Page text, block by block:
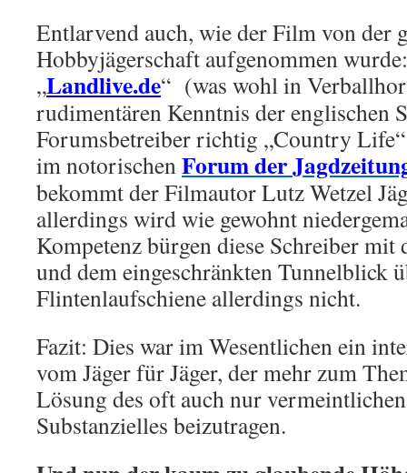
Entlarvend auch, wie der Film von der
Hobbyjägerschaft aufgenommen
„Landlive.de“ (was wohl in
rudimentären Kenntnis der englischen
Forumsbetreiber richtig „Country
im notorischenForum der
bekommt der Filmautor Lutz Wetzel
allerdings wird wie gewohnt
Kompetenz bürgen diese Schreiber
und dem eingeschränkten Tunnelblick
Flintenlaufschiene allerdings nicht.
Fazit: Dies war im Wesentlichen ein
vom Jäger für Jäger, der mehr zum
Lösung des oft auch nur
Substanzielles beizutragen.